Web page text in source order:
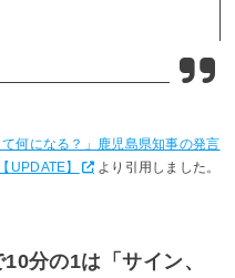
何になる？」鹿児島県知事の発言
UPDATE】
より引用しました。
分の1は「サイン、